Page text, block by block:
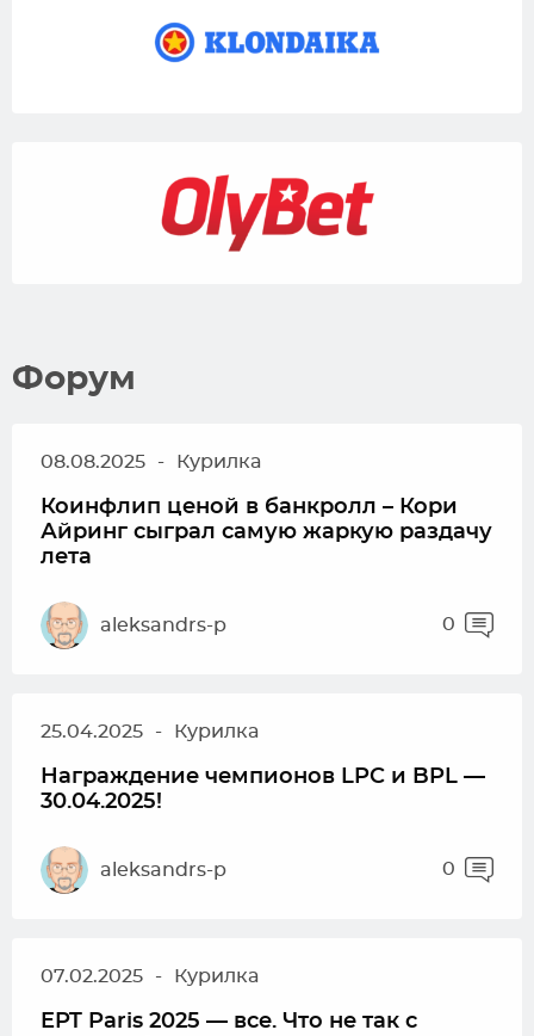
Форум
08.08.2025 - Курилка
Коинфлип ценой в банкролл – Кори
Айринг сыграл самую жаркую раздачу
лета
aleksandrs-p 0
25.04.2025 - Курилка
Награждение чемпионов LPC и BPL —
30.04.2025!
aleksandrs-p 0
07.02.2025 - Курилка
EPT Paris 2025 — все. Что не так с